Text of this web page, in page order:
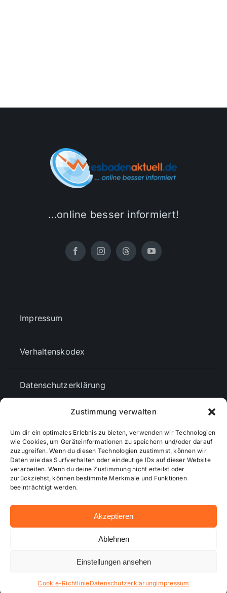
Zustimmung verwalten
Um dir ein optimales Erlebnis zu bieten, verwenden wir Technologien
wie Cookies, um Geräteinformationen zu speichern und/oder darauf
zuzugreifen. Wenn du diesen Technologien zustimmst, können wir
Daten wie das Surfverhalten oder eindeutige IDs auf dieser Website
verarbeiten. Wenn du deine Zustimmung nicht erteilst oder
zurückziehst, können bestimmte Merkmale und Funktionen
beeinträchtigt werden.
Akzeptieren
Ablehnen
Einstellungen ansehen
Cookie-RichtlinieDatenschutzerklärungImpressum
…online besser informiert!
Impressum
Verhaltenskodex
Datenschutzerklärung
Cookie-Richtlinie (EU)
Mediendaten
© 2026 - Wiesbadenaktuell ...online besser informiert!